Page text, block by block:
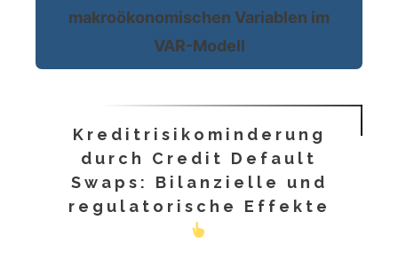
makroökonomischen Variablen im
VAR-Modell
Kreditrisikominderung
durch Credit Default
Swaps: Bilanzielle und
regulatorische Effekte